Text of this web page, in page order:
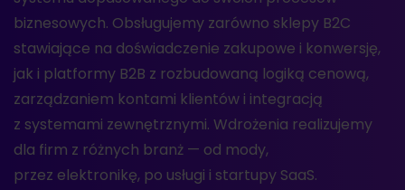
biznesowych. Obsługujemy zarówno sklepy B2C
stawiające na doświadczenie zakupowe i konwersję,
jak i platformy B2B z rozbudowaną logiką cenową,
zarządzaniem kontami klientów i integracją
z systemami zewnętrznymi. Wdrożenia realizujemy
dla firm z różnych branż — od mody,
przez elektronikę, po usługi i startupy SaaS.